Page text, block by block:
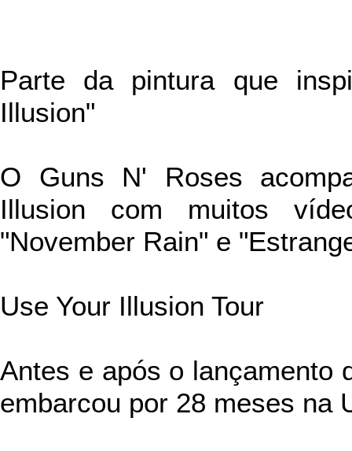
Parte da pintura que
Illusion"
O Guns N' Roses
Illusion com muitos
"November Rain" e
Use Your Illusion Tour
Antes e após o lançamento
embarcou por 28 meses na